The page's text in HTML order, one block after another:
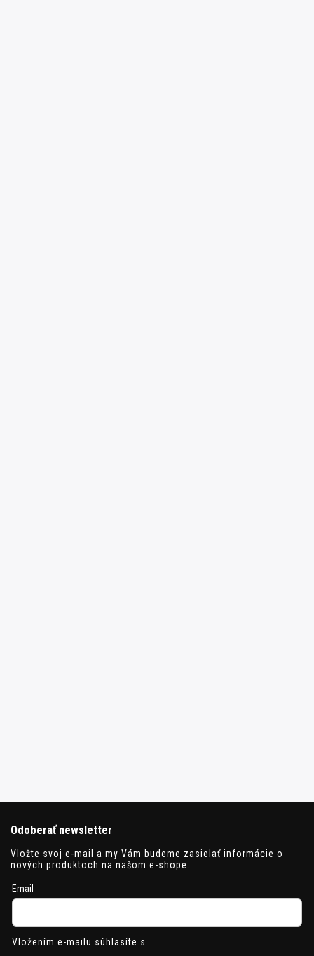
Odoberať newsletter
Vložte svoj e-mail a my Vám budeme zasielať informácie o
nových produktoch na našom e-shope.
Email
Vložením e-mailu súhlasíte s